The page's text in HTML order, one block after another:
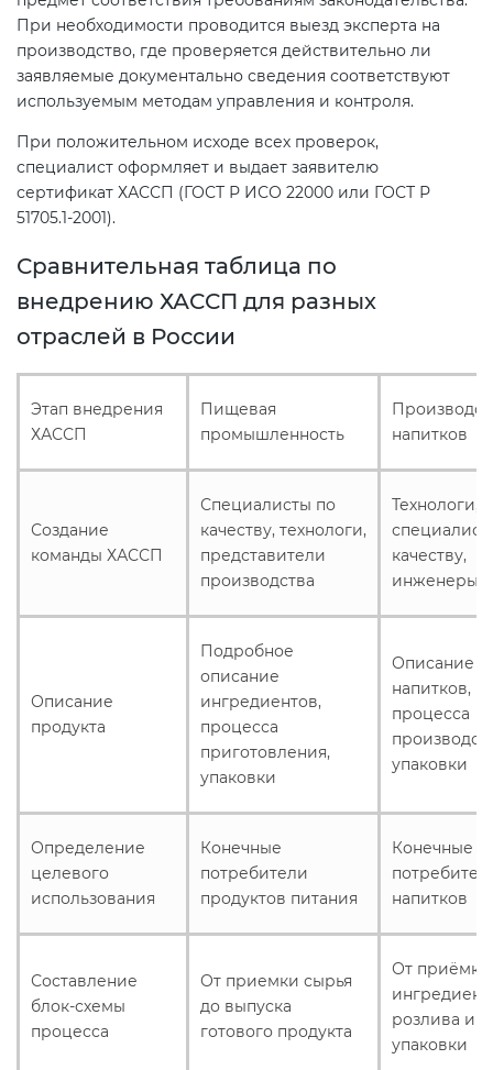
При необходимости проводится выезд эксперта на
производство, где проверяется действительно ли
заявляемые документально сведения соответствуют
используемым методам управления и контроля.
При положительном исходе всех проверок,
специалист оформляет и выдает заявителю
сертификат ХАССП (ГОСТ Р ИСО 22000 или ГОСТ Р
51705.1-2001).
Сравнительная таблица по
внедрению ХАССП для разных
отраслей в России
Этап внедрения
ХАССП
Пищевая
промышленность
напитков
Создание
команды ХАССП
Специалисты по
качеству, технологи,
представители
производства
Технологи,
качеству,
инженеры
Описание
продукта
Подробное
описание
ингредиентов,
процесса
приготовления,
упаковки
Описание
напитков,
процесса
упаковки
Определение
целевого
использования
Конечные
потребители
продуктов питания
Конечные
напитков
Составление
блок-схемы
процесса
От приемки сырья
до выпуска
готового продукта
От приёмки
розлива и
упаковки